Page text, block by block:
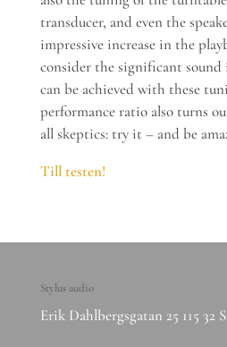
transducer, and even the
impressive increase in the
consider the significant
can be achieved with these
performance ratio also turns
all skeptics: try it – and be
Till testen!
Stylus audio
Erik Dahlbergsgatan 25 115 32